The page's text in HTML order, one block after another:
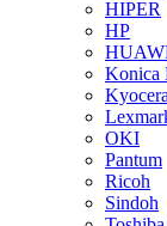
HIPER
HP
Konica
Kyocera
OKI
Pantum
Ricoh
Sindoh